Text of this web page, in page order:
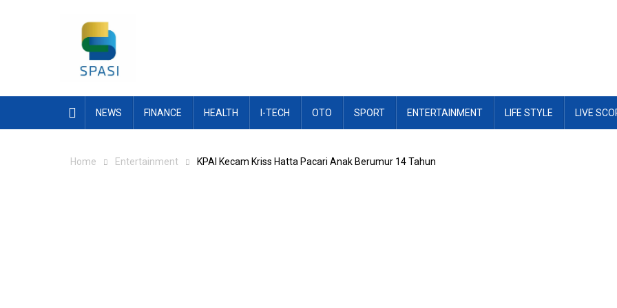
NEWS FINANCE HEALTH I-TECH OTO SPORT ENTERTAINMENT LIFE STYLE LIVE
Home Entertainment KPAI Kecam Kriss Hatta Pacari Anak Berumur 14 Tahun